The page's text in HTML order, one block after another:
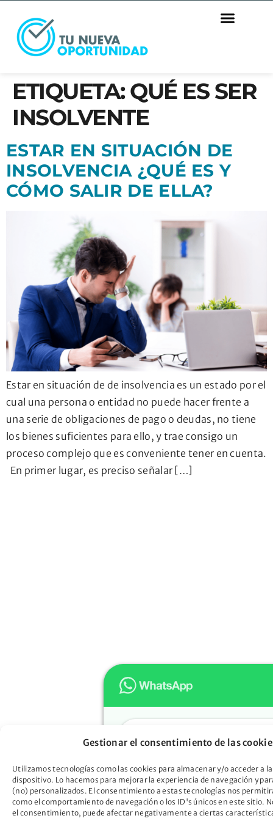
Gestionar el consentimiento de las
Utilizamos tecnologías como las cookies para almacenar y/o acceder a
dispositivo. Lo hacemos para mejorar la experiencia de navegación y
(no) personalizados. El consentimiento a estas tecnologías nos
como el comportamiento de navegación o los ID's únicos en este sitio.
el consentimiento, puede afectar negativamente a ciertas
ETIQUETA:QUÉ ES SER
INSOLVENTE
ESTAR EN SITUACIÓN DE
INSOLVENCIA ¿QUÉ ES Y
CÓMO SALIR DE ELLA?
Estar en situación de de insolvencia es un estado por el
cual una persona o entidad no puede hacer frente a
una serie de obligaciones de pago o deudas, no tiene
los bienes suficientes para ello, y trae consigo un
proceso complejo que es conveniente tener en cuenta.
En primer lugar, es preciso señalar […]
Hola
Oportunidad. ¿En qué
ayudarte?
Descubre cómo la Ley de
Oportunidad puede liberarte